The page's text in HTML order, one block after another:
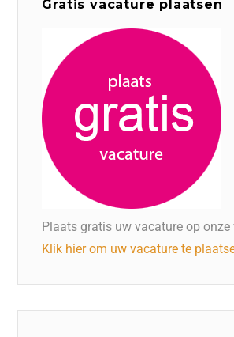
Gratis vacature plaatsen
Plaats gratis uw vacature op onze
Klik hier om uw vacature te